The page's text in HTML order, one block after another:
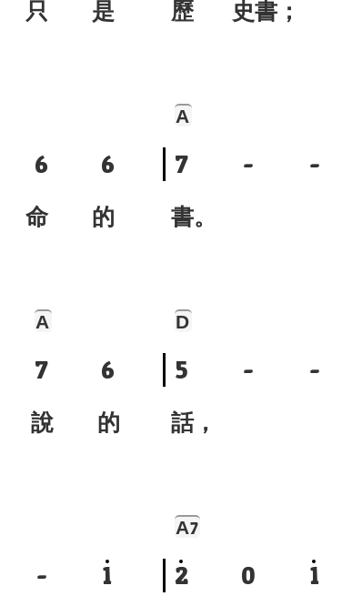
只 是 歷 史書；
6 6
命 的
A
7 - -
書。
A
7 6
說 的
D
5 - -
話，
- 1
A7
2 0 1